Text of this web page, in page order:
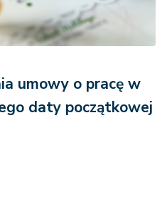
umowy o pracę w
daty początkowej